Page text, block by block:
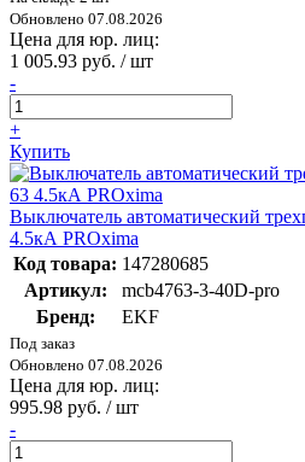
Обновлено 07.08.2026
Цена для юр. лиц:
1 005.93 руб. / шт
-
+
Купить
Выключатель автоматический
4.5кА PROxima
Код товара: 147280685
Артикул:
mcb4763-3-40D-pro
Бренд:
EKF
Под заказ
Обновлено 07.08.2026
Цена для юр. лиц:
995.98 руб. / шт
-